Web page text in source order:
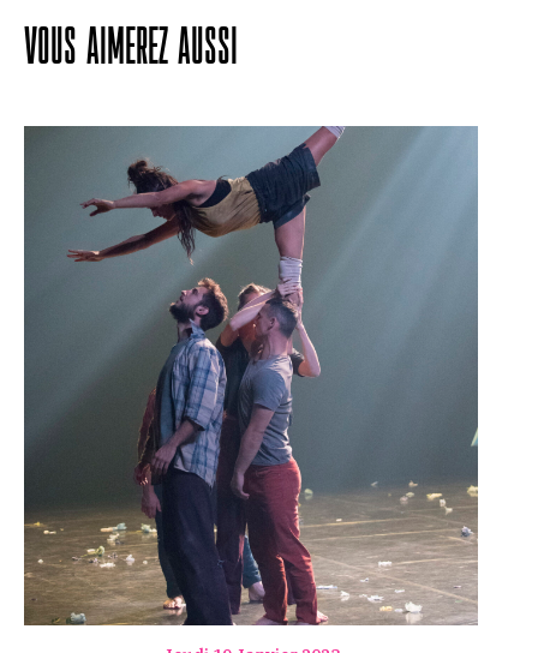
VOUS AIMEREZ AUSSI